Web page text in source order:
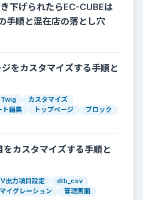
下げられたらEC-CUBEは
手順と混在店の落とし穴
をカスタマイズする手順と
Twig
カスタマイズ
ト編集 トップページ
ブロック
カスタマイズする手順と
出力項目設定
dtb_csv
マイグレーション 管理画面